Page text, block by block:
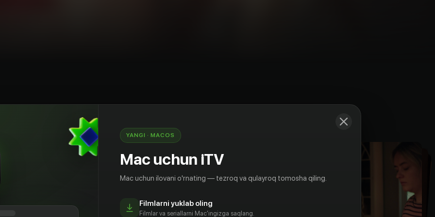
своей старшей сестре. В отличие от нее,
она самая классная девочка в школе,
звезда любой вечеринки и встречается
Агнес мечтает иметь все то же самое и
Однако когда происходит страшное, и их
весь мир Агнес переворачивается с
с потрясением, девушка «изобретает»
YANGI · MACOS
Mac uchun iTV
Mac uchun ilovani o'rnating — tezroq va qulayroq tomosha qiling.
Filmlarni yuklab oling
Filmlar va seriallarni Mac'ingizga saqlang.